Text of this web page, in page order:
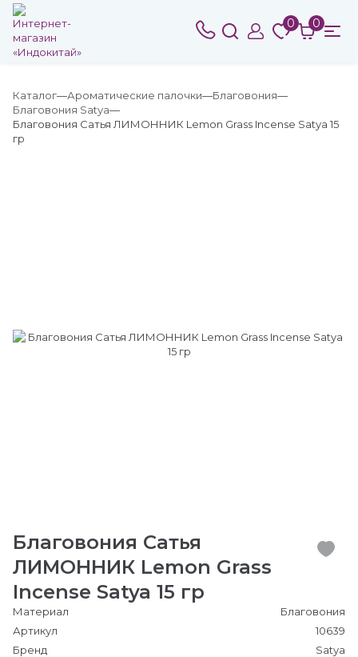
0 0
Каталог Ароматические палочки
Благовония
Благовония Satya
Благовония Сатья ЛИМОННИК Lemon Grass Incense Satya 15
гр
Благовония Сатья
ЛИМОННИК Lemon Grass
Incense Satya 15 гр
Материал
Благовония
Артикул
10639
Бренд
Satya